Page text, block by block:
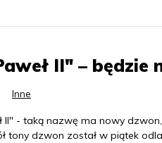
II" –
Inne
II" - taką nazwę ma nowy
tony dzwon został w piątek